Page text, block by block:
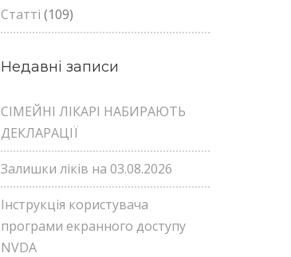
Статті (109)
Недавні записи
СІМЕЙНІ ЛІКАРІ НАБИРАЮТЬ
ДЕКЛАРАЦІЇ
Залишки ліків на 03.08.2026
Інструкція користувача
програми екранного доступу
NVDA